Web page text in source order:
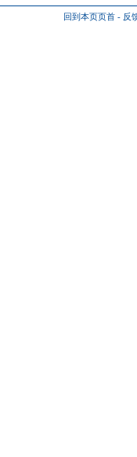
回到本页页首 - 反